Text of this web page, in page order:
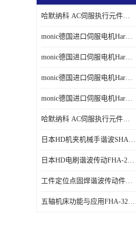
哈默纳科 AC伺服执行元件扁平型SHA系列 议价
monic德国进口伺服电机Har中国总代理单价
monic德国进口伺服电机Har中国总代理代理
monic德国进口伺服电机Har中国总代理公司
monic德国进口伺服电机Har中国总代理供应
哈默纳科 AC伺服执行元件扁平型SHA系列
日本HD机夹机械手谐波SHA32A120CG-B12B
日本HD电刷谐波传动FHA-25C-50-E250-C
工件定位点固焊谐波传动件哈默纳科CSF-45-100-2UH
五轴机床功能与应用FHA-32C-50-US250